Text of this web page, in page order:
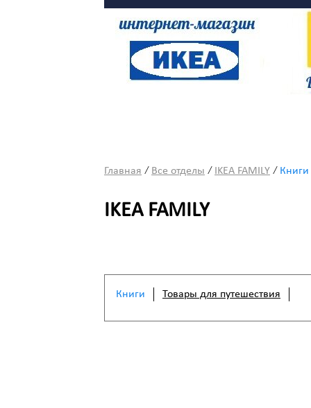
Столовая
Текстиль
Главная / Все отделы / IKEA FAMILY / Книги
IKEA FAMILY
Книги Товары для путешествия